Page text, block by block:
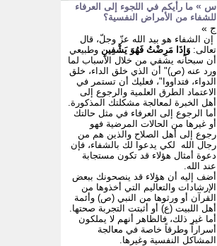
س » ما رأيكم في اللجوء إلى العرفاء
للشفاء من الأمراض النفسية؟
ج »
إن الشفاء هو بيد الله عزّ وجلّ، قال
تعالى: وَإِذَا مَرِضْتُ فَهُوَ يَشْفِينِ وطبيعي
أن سبحانه يشفي من خلال الأسباب لما
ورد عنه (ص)" أن الذي خلق الداء، خلق
الدواء، فتداووا"، فعليك أن تستمر في
الاعتماد الطرق العلمية والرجوع إلى
أهل الخبرة لمعالجة مشكلتك المذكورة.
أما الرجوع إلى العرفاء في مثل حالتك
أو غيرها من الحالات المرضية فهو
رجوع إلى أهل الصلاح والذين هم من
رجال الله لكي يدعوا لك بالشفاء، فإن
دعوة أمثال هؤلاء قد تكون مستجابة
عند الله.
أضف إليه أن هؤلاء قد ينصحونك ببعض
الإرشادات والتعاليم التي أخذوها من
القرآن أو ورثوها من النبي (ص) وأئمة
أهل اللبيت (ع) أو أثبتت التجربة صحتها.
أما غير ذلك، فالظاهر أنهم لا يملكون
أسراراً وطرقاً خاصة في معالجة
المشاكل النفسية وغيرها.